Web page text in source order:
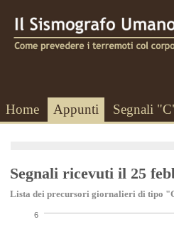
Home Appunti Segnali
Segnali ricevuti il 25
Lista dei precursori giornalieri di tipo
6